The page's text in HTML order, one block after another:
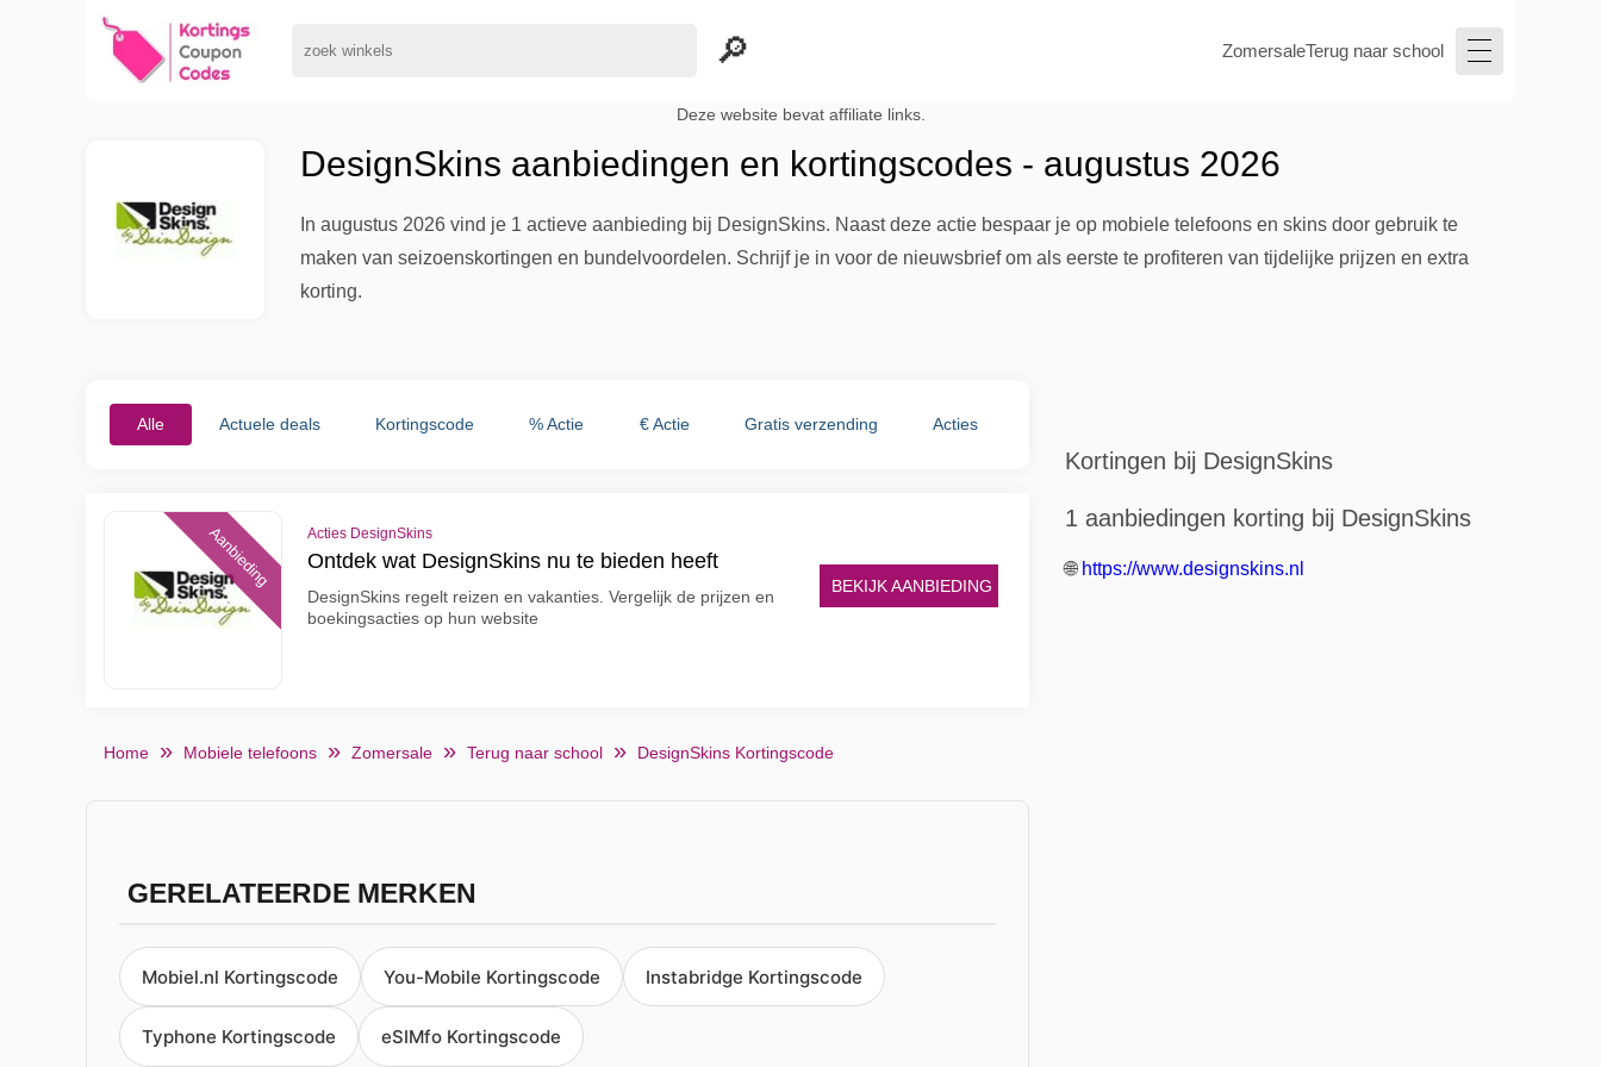
ZomersaleTerug naar school
Deze website bevat affiliate links.
DesignSkins aanbiedingen en kortingscodes - augustus 2026
In augustus 2026 vind je 1 actieve aanbieding bij DesignSkins. Naast deze actie bespaar je op mobiele telefoons en skins door gebruik te
maken van seizoenskortingen en bundelvoordelen. Schrijf je in voor de nieuwsbrief om als eerste te profiteren van tijdelijke prijzen en extra
korting.
Alle Actuele deals Kortingscode % Actie € Actie Gratis verzending Acties
Aanbieding Acties DesignSkins
Ontdek wat DesignSkins nu te bieden heeft
DesignSkins regelt reizen en vakanties. Vergelijk de prijzen en
boekingsacties op hun website
BEKIJK AANBIEDING
Home Mobiele telefoons Zomersale Terug naar school DesignSkins Kortingscode
GERELATEERDE MERKEN
Mobiel.nl Kortingscode You-Mobile Kortingscode Instabridge Kortingscode
Typhone Kortingscode eSIMfo Kortingscode
Kortingen bij DesignSkins
1 aanbiedingen korting bij DesignSkins
🌐 https://www.designskins.nl